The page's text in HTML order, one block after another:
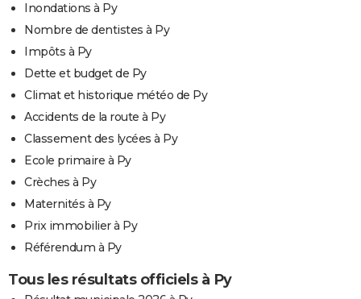
Inondations à Py
Nombre de dentistes à Py
Impôts à Py
Dette et budget de Py
Climat et historique météo de Py
Accidents de la route à Py
Classement des lycées à Py
Ecole primaire à Py
Crèches à Py
Maternités à Py
Prix immobilier à Py
Référendum à Py
Tous les résultats officiels à Py